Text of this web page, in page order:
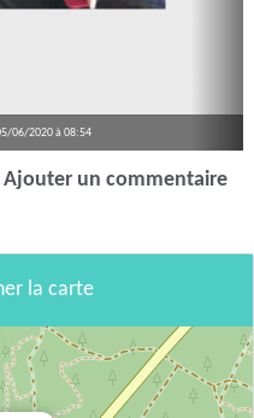
06/2020 à 08:54
Ajouter un commentaire
la carte